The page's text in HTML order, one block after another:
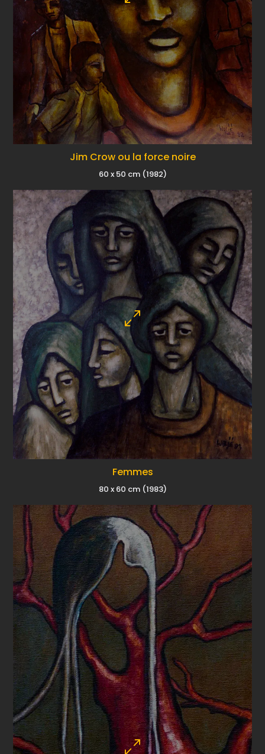
Jim Crow ou la force noire
60 x 50 cm (1982)
Femmes
80 x 60 cm (1983)